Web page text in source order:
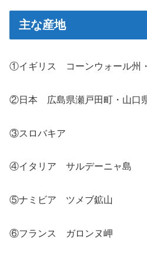
主な産地
①イギリス コーンウォール州
②日本 広島県瀬戸田町・山口
③スロバキア
④イタリア サルデーニャ島
⑤ナミビア ツメブ鉱山
⑥フランス ガロンヌ岬